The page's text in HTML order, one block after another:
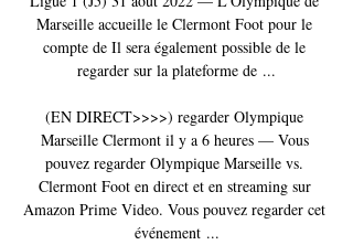
Marseille accueille le Clermont Foot pour le
compte de Il sera également possible de le
regarder sur la plateforme de ...
(EN DIRECT>>>>) regarder Olympique
Marseille Clermont il y a 6 heures — Vous
pouvez regarder Olympique Marseille vs.
Clermont Foot en direct et en streaming sur
Amazon Prime Video. Vous pouvez regarder cet
événement ...